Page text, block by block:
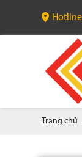
Trang chủ